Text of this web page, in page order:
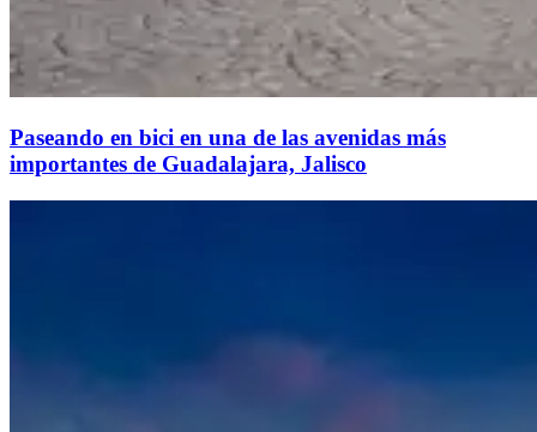
Paseando en bici en una de las avenidas más
importantes de Guadalajara, Jalisco